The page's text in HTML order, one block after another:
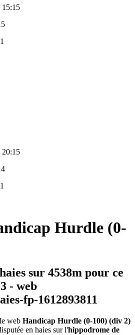
15:15
20:15
Hurdle (0-
sur 4538m pour ce
- web
web Handicap Hurdle (0-100) (div 2)
en haies sur l'hippodrome de